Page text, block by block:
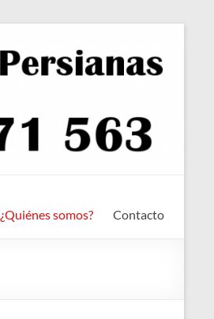
¿Quiénes somos? Contacto